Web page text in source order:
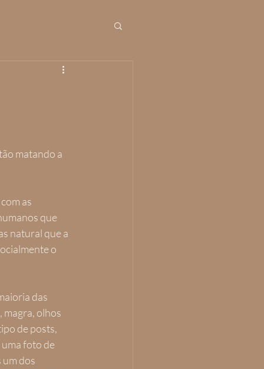
matando a
as
que
natural que a
o
das
magra, olhos
de posts,
foto de
um dos